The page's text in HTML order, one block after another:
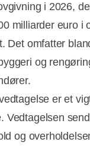
i 2026,
milliarder euro i
Det omfatter
og
er et
Vedtagelsen
og